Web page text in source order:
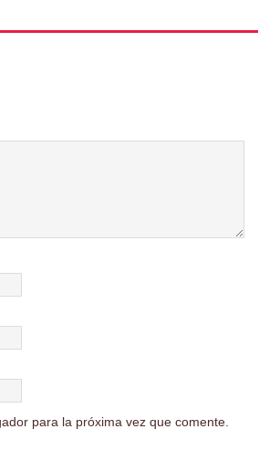
para la próxima vez que comente.